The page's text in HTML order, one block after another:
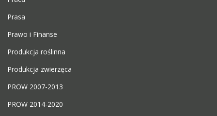
Prasa
Prawo i Finanse
Produkcja roślinna
Produkcja zwierzęca
PROW 2007-2013
PROW 2014-2020